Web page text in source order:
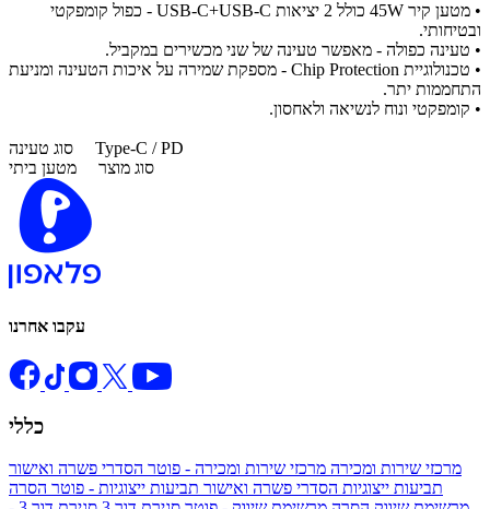
• מטען קיר 45W כולל 2 יציאות USB-C+USB-C - כפול קומפקטי
ובטיחותי.
• טעינה כפולה - מאפשר טעינה של שני מכשירים במקביל.
• טכנולוגיית Chip Protection - מספקת שמירה על איכות הטעינה ומניעת
התחממות יתר.
• קומפקטי ונוח לנשיאה ולאחסון.
סוג טעינה Type-C / PD
סוג מוצר מטען ביתי
עקבו אחרנו
כללי
מרכזי שירות ומכירה מרכזי שירות ומכירה - פוטר הסדרי פשרה ואישור
תביעות ייצוגיות הסדרי פשרה ואישור תביעות ייצוגיות - פוטר הסרה